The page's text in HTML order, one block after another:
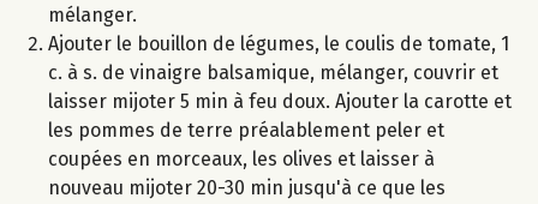
mélanger.
Ajouter le bouillon de légumes, le coulis de tomate, 1
c. à s. de vinaigre balsamique, mélanger, couvrir et
laisser mijoter 5 min à feu doux. Ajouter la carotte et
les pommes de terre préalablement peler et
coupées en morceaux, les olives et laisser à
nouveau mijoter 20-30 min jusqu'à ce que les